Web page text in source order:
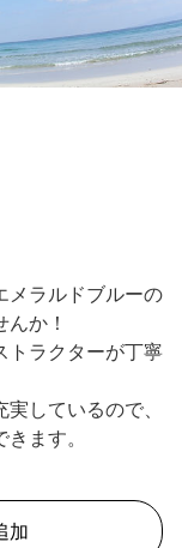
メラルドブルーの
か！
トラクターが丁寧
しているので、
ます。
加